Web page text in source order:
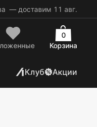
— доставим 11 авг.
Корзина
0
Клуб Акции